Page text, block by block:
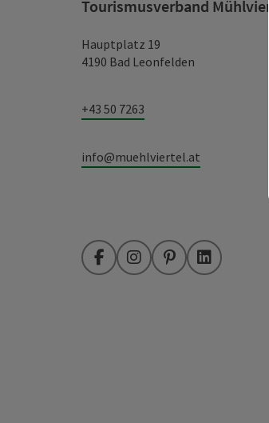
Tourismusverband
Hauptplatz 19
4190 Bad Leonfelden
+43 50 7263
info@muehlviertel.at
FacebookInstagramPinterestLinkedIn